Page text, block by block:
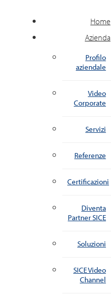
Home
Azienda
Profilo
aziendale
Video
Corporate
Servizi
Referenze
Certificazioni
Diventa
Partner SICE
Soluzioni
SICE Video
Channel